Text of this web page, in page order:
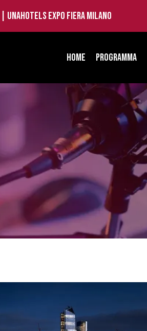
UNAHOTELS Expo Fiera Milano
Home Programma